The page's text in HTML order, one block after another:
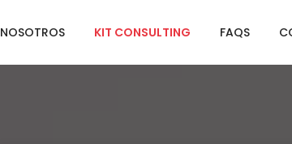
NOSOTROS KIT CONSULTING FAQS